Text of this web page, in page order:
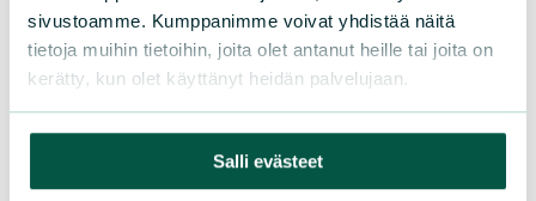
sivustoamme. Kumppanimme voivat yhdistää näitä
tietoja muihin tietoihin, joita olet antanut heille tai joita on
kerätty, kun olet käyttänyt heidän palvelujaan.
Salli evästeet
tapahtumavakuutusturvalla. Osallistujilta
kerätään nimi- ja yhteystiedot retken
alkaessa.
Lisää kalenteriin